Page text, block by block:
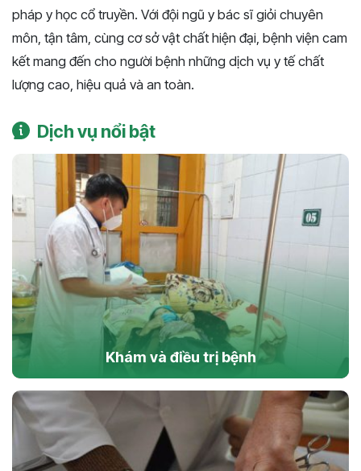
pháp y học cổ truyền. Với đội ngũ y bác sĩ giỏi chuyên
môn, tận tâm, cùng cơ sở vật chất hiện đại, bệnh viện cam
kết mang đến cho người bệnh những dịch vụ y tế chất
lượng cao, hiệu quả và an toàn.
Dịch vụ nổi bật
Khám và điều trị bệnh